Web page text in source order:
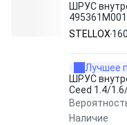
ШРУС
160 1073-SX
STELLOX
Лучшее
ШРУС
Ceed 1.4/
Наличие